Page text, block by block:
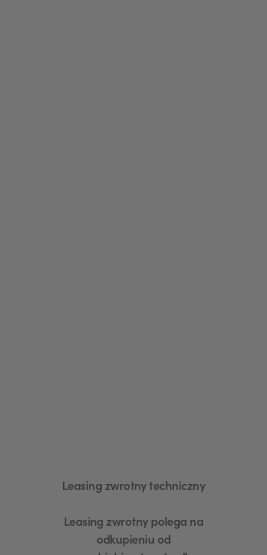
Leasing zwrotny techniczny
Leasing zwrotny polega na
odkupieniu od